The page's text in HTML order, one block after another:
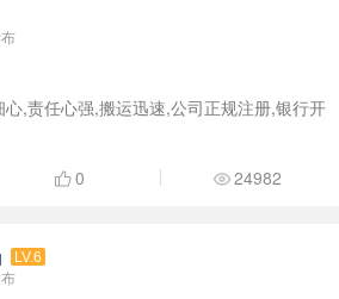
,责任心强,搬运迅速,公司正规注册,银行开
0 24982
LV.6